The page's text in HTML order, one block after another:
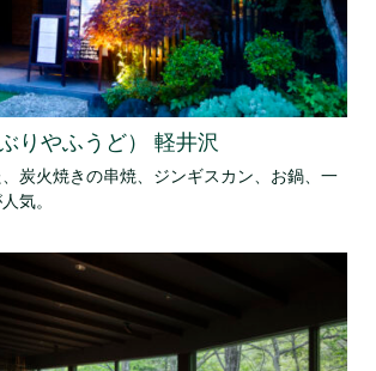
りやふうど） 軽井沢
炭火焼きの串焼、ジンギスカン、お鍋、一
気。